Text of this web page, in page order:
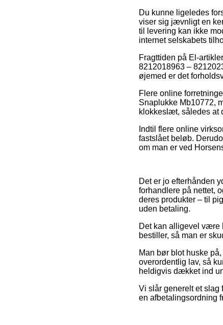
Du kunne ligeledes
viser sig jævnligt en
til levering kan ikke
internet selskabets
Fragttiden på El-
8212018963 –
øjemed er det
Flere online
Snaplukke Mb10772,
klokkeslæt, således at
Indtil flere online
fastslået beløb.
om man er ved
Det er jo efterhånden
forhandlere på nettet,
deres produkter – til
uden betaling.
Det kan alligevel være
bestiller, så man er
Man bør blot huske
overordentlig lav, så
heldigvis dækket ind
Vi slår generelt et
en afbetalingsordning